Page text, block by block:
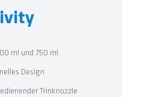
ml und 750 ml
Design
Trinknozzle